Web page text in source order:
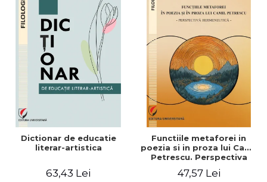
Dictionar de educatie
literar-artistica
63,43 Lei
Functiile metaforei in
poezia si in proza lui Camil
Petrescu. Perspectiva
47,57 Lei